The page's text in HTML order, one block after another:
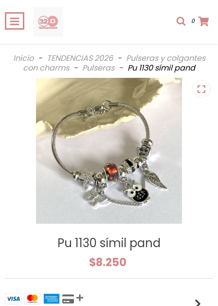
0
Inicio - TENDENCIAS 2026 - Pulseras y colgantes
con charms - Pulseras - Pu 1130 símil pand
Pu 1130 símil pand
$8.250